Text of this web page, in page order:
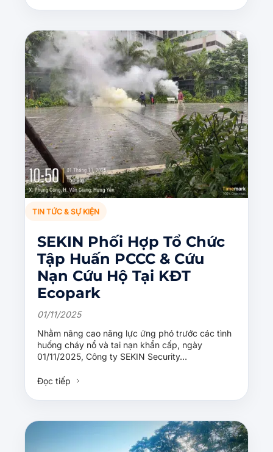
TIN TỨC & SỰ KIỆN
SEKIN Phối Hợp Tổ Chức
Tập Huấn PCCC & Cứu
Nạn Cứu Hộ Tại KĐT
Ecopark
01/11/2025
Nhằm nâng cao năng lực ứng phó trước các tình
huống cháy nổ và tai nạn khẩn cấp, ngày
01/11/2025, Công ty SEKIN Security…
Đọc tiếp